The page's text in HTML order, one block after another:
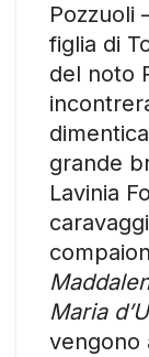
Pozzuoli
figlia di
del noto
grande
Lavinia
Maria
vengono